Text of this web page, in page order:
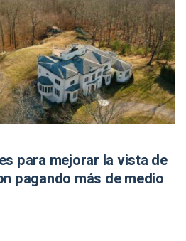
para mejorar la vista de
pagando más de medio